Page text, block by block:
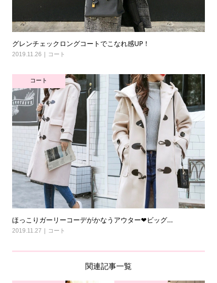
グレンチェックロングコートでこなれ感UP！
2019.11.26 コート
コート
ほっこりガーリーコーデがかなうアウター❤ビッグ...
2019.11.27 コート
関連記事一覧